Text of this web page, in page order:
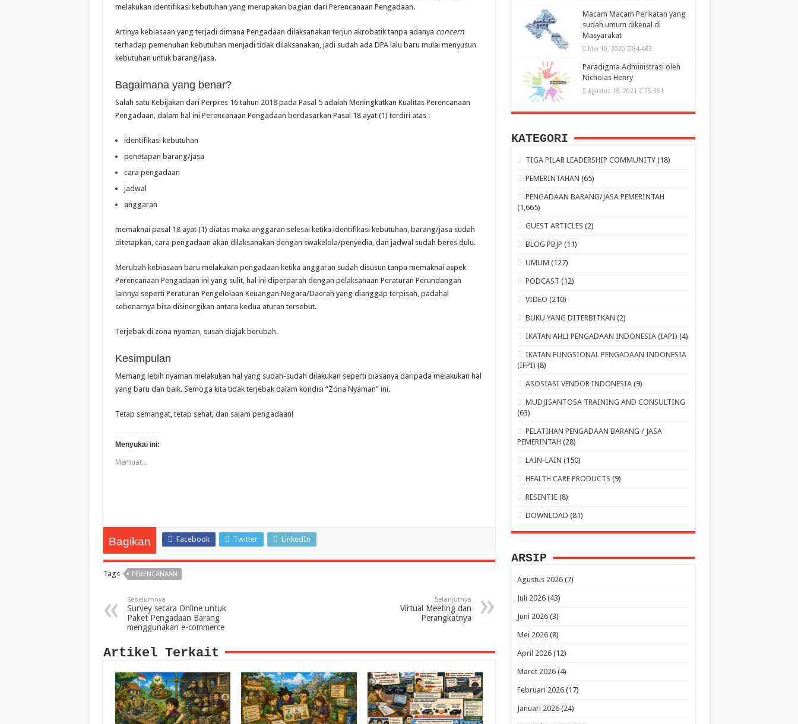
melakukan identifikasi kebutuhan yang merupakan bagian dari Perencanaan Pengadaan.
Artinya kebiasaan yang terjadi dimana Pengadaan dilaksanakan terjun akrobatik tanpa adanya concern
terhadap pemenuhan kebutuhan menjadi tidak dilaksanakan, jadi sudah ada DPA lalu baru mulai menyusun
kebutuhan untuk barang/jasa.
Bagaimana yang benar?
Salah satu Kebijakan dari Perpres 16 tahun 2018 pada Pasal 5 adalah Meningkatkan Kualitas Perencanaan
Pengadaan, dalam hal ini Perencanaan Pengadaan berdasarkan Pasal 18 ayat (1) terdiri atas :
identifikasi kebutuhan
penetapan barang/jasa
cara pengadaan
jadwal
anggaran
memaknai pasal 18 ayat (1) diatas maka anggaran selesai ketika identifikasi kebutuhan, barang/jasa sudah
ditetapkan, cara pengadaan akan dilaksanakan dengan swakelola/penyedia, dan jadwal sudah beres dulu.
Merubah kebiasaan baru melakukan pengadaan ketika anggaran sudah disusun tanpa memaknai aspek
Perencanaan Pengadaan ini yang sulit, hal ini diperparah dengan pelaksanaan Peraturan Perundangan
lainnya seperti Peraturan Pengelolaan Keuangan Negara/Daerah yang dianggap terpisah, padahal
sebenarnya bisa disinergikan antara kedua aturan tersebut.
Terjebak di zona nyaman, susah diajak berubah.
Kesimpulan
Memang lebih nyaman melakukan hal yang sudah-sudah dilakukan seperti biasanya daripada melakukan hal
yang baru dan baik. Semoga kita tidak terjebak dalam kondisi “Zona Nyaman” ini.
Tetap semangat, tetap sehat, dan salam pengadaan!
Menyukai ini:
Memuat...
Bagikan Facebook Twitter LinkedIn
Tags PERENCANAAN
Sebelumnya
Survey secara Online untuk
Paket Pengadaan Barang
menggunakan e-commerce
Selanjutnya
Virtual Meeting dan
Perangkatnya
Artikel Terkait
Macam Macam Perikatan yang
sudah umum dikenal di
Masyarakat
Mei 10, 2020 84,483
Paradigma Administrasi oleh
Nicholas Henry
Agustus 18, 2021 75,351
KATEGORI
TIGA PILAR LEADERSHIP COMMUNITY (18)
PEMERINTAHAN (65)
PENGADAAN BARANG/JASA PEMERINTAH
(1,665)
GUEST ARTICLES (2)
BLOG PBJP (11)
UMUM (127)
PODCAST (12)
VIDEO (210)
BUKU YANG DITERBITKAN (2)
IKATAN AHLI PENGADAAN INDONESIA (IAPI) (4)
IKATAN FUNGSIONAL PENGADAAN INDONESIA
(IFPI) (8)
ASOSIASI VENDOR INDONESIA (9)
MUDJISANTOSA TRAINING AND CONSULTING
(63)
PELATIHAN PENGADAAN BARANG / JASA
PEMERINTAH (28)
LAIN-LAIN (150)
HEALTH CARE PRODUCTS (9)
RESENTIE (8)
DOWNLOAD (81)
ARSIP
Agustus 2026(7)
Juli 2026(43)
Juni 2026(3)
Mei 2026(8)
April 2026(12)
Maret 2026(4)
Februari 2026(17)
Januari 2026(24)